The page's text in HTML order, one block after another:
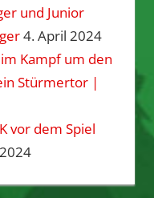
und Junior
4. April 2024
Kampf um den
Stürmertor |
vor dem Spiel